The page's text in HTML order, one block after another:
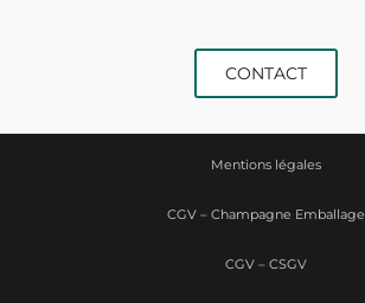
CONTACT
Mentions légales
CGV – Champagne Emballage
CGV – CSGV